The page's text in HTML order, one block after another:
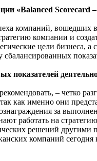
«Balanced Scorecard
компаний, вошедших
компании и
цели бизнеса,
сбалансированных
показателей
– четко
как именно они
за
работать на
решений другими
компаний